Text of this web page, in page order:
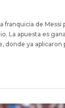
franquicia de Messi
La apuesta es
donde ya aplicaron